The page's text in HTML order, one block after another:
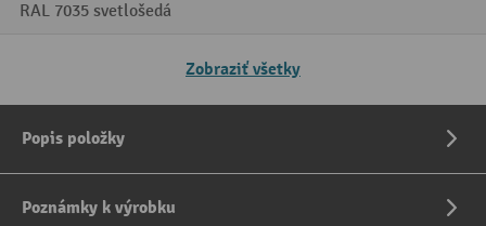
RAL 7035 svetlošedá
Zobraziť všetky
Popis položky
Poznámky k výrobku